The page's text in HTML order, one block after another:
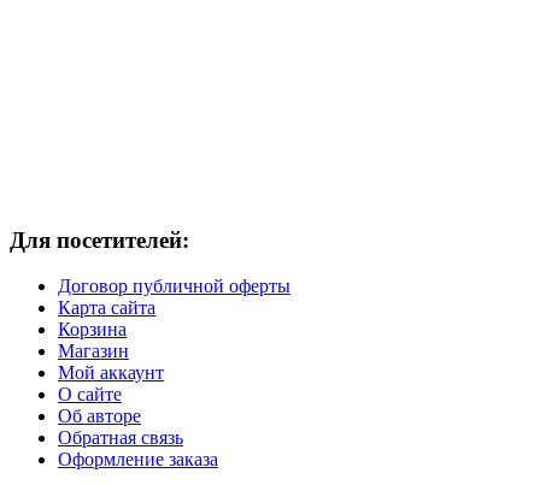
Для посетителей:
Договор публичной оферты
Карта сайта
Корзина
Магазин
Мой аккаунт
О сайте
Об авторе
Обратная связь
Оформление заказа